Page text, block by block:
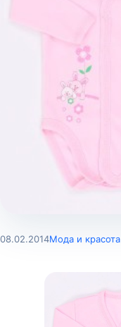
08.02.2014Мода и красота